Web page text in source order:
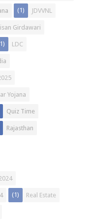
JDVVNL
(1)
Girdawari
LDC
Yojana
Quiz Time
Rajasthan
Real Estate
(1)